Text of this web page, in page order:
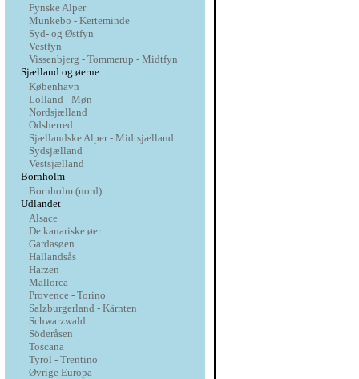
Fynske Alper
Munkebo - Kerteminde
Syd- og Østfyn
Vestfyn
Vissenbjerg - Tommerup - Midtfyn
Sjælland og øerne
København
Lolland - Møn
Nordsjælland
Odsherred
Sjællandske Alper - Midtsjælland
Sydsjælland
Vestsjælland
Bornholm
Bornholm (nord)
Udlandet
Alsace
De kanariske øer
Gardasøen
Hallandsås
Harzen
Mallorca
Provence - Torino
Salzburgerland - Kärnten
Schwarzwald
Söderåsen
Toscana
Tyrol - Trentino
Øvrige Europa